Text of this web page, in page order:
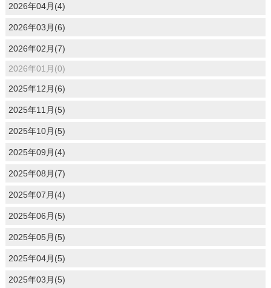
2026年04月(4)
2026年03月(6)
2026年02月(7)
2026年01月(0)
2025年12月(6)
2025年11月(5)
2025年10月(5)
2025年09月(4)
2025年08月(7)
2025年07月(4)
2025年06月(5)
2025年05月(5)
2025年04月(5)
2025年03月(5)